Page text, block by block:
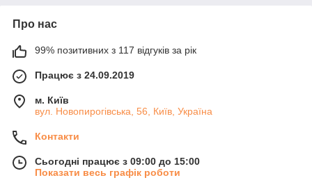
Про нас
99% позитивних з 117 відгуків за рік
Працює з 24.09.2019
м. Київ
вул. Новопирогівська, 56, Київ, Україна
Контакти
Сьогодні працює з 09:00 до 15:00
Показати весь графік роботи